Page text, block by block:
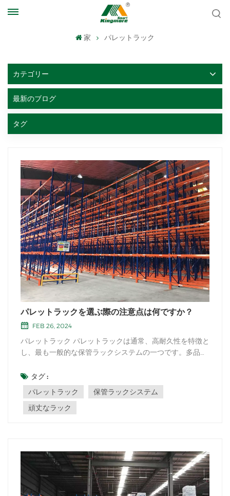
家 パレットラック
カテゴリー
最新のブログ
タグ
パレットラックを選ぶ際の注意点は何ですか？
FEB 26, 2024
パレットラック パレットラックは通常、高耐久性を特徴と
し、最も一般的な保管ラックシステムの一つです。多品種
トにも適しています。次に、パレットラックを選ぶ際の注
意点をご紹介します。パレットラックの選択パレットラッ
クは、私たちがよく使用する重量物ラック...
タグ :
パレットラック
保管ラックシステム
頑丈なラック